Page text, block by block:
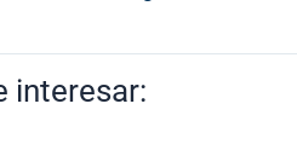
interesar: